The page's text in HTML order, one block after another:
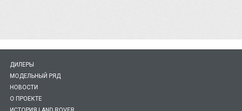
ДИЛЕРЫ
МОДЕЛЬНЫЙ РЯД
НОВОСТИ
О ПРОЕКТЕ